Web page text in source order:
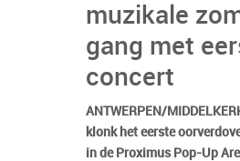
muzikale
gang met
concert
ANTWERPEN/
klonk het eerste
in de Proximus Pop-Up